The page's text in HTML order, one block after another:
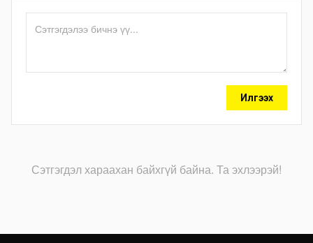
Илгээх
Сэтгэгдэл хараахан байхгүй байна. Та эхлээрэй!